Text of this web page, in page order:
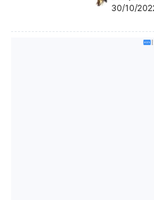
30/10/